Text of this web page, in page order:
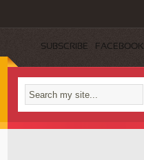
SUBSCRIBE FACEBOOK